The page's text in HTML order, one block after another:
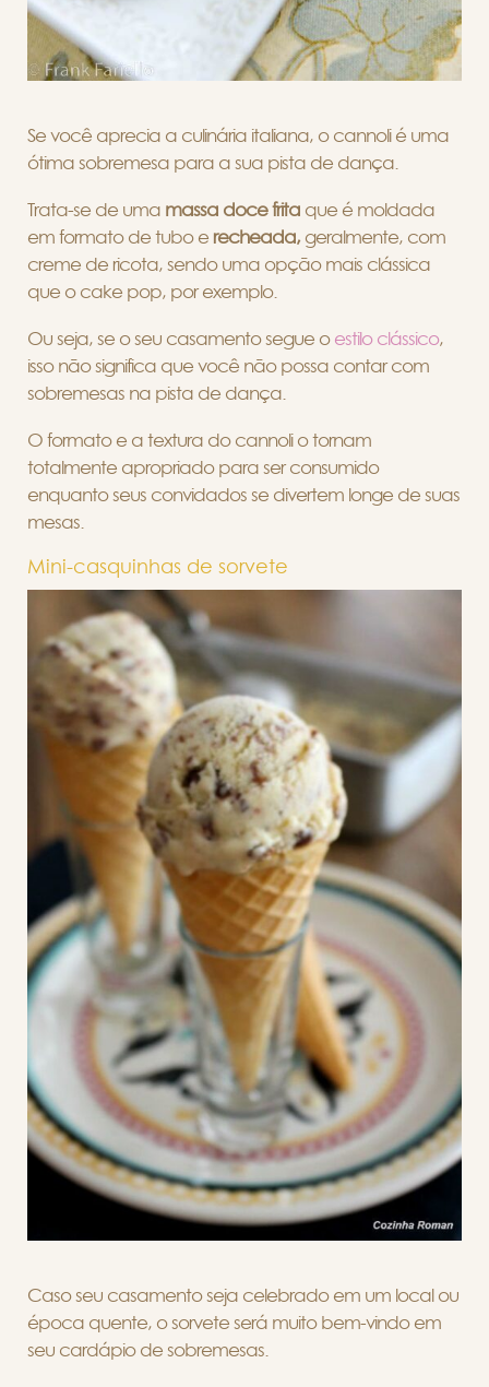
Se você aprecia a culinária italiana, o cannoli é uma
ótima sobremesa para a sua pista de dança.
Trata-se de uma massa doce frita que é moldada
em formato de tubo e recheada, geralmente, com
creme de ricota, sendo uma opção mais clássica
que o cake pop, por exemplo.
Ou seja, se o seu casamento segue o estilo clássico,
isso não significa que você não possa contar com
sobremesas na pista de dança.
O formato e a textura do cannoli o tornam
totalmente apropriado para ser consumido
enquanto seus convidados se divertem longe de suas
mesas.
Mini-casquinhas de sorvete
Caso seu casamento seja celebrado em um local ou
época quente, o sorvete será muito bem-vindo em
seu cardápio de sobremesas.